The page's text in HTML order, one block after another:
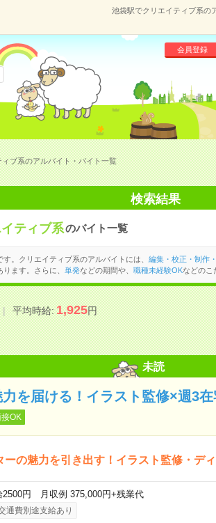
池袋駅でクリエイティブ系の
会員登録
ブ系のアルバイト・バイト一覧
検索結果
ティブ系のバイト一覧
。クリエイティブ系のアルバイトには、 編集・校正・制作
ります。さらに、 単発などの期間や、 職種未経験OKなどのこ
平均時給:1,925円
未読
を届ける！イラスト監修×週3
OK
ーの魅力を引き出す！イラスト監修・デ
2500円 月収例 375,000円+残業代
通費別途支給あり